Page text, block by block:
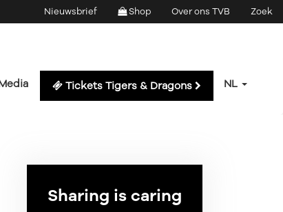
Nieuwsbrief Shop Over ons TVB Zoek
Tickets Tigers & Dragons NL
Sharing is caring